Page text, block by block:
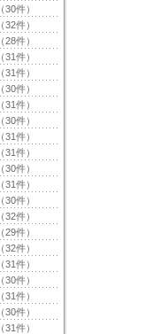
（30件）
（32件）
（28件）
（31件）
（31件）
（30件）
（31件）
（30件）
（31件）
（31件）
（30件）
（31件）
（30件）
（32件）
（29件）
（32件）
（31件）
（30件）
（31件）
（30件）
（31件）